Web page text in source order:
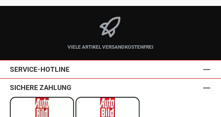
VIELE ARTIKEL VERSANDKOSTENFREI
SERVICE-HOTLINE
SICHERE ZAHLUNG